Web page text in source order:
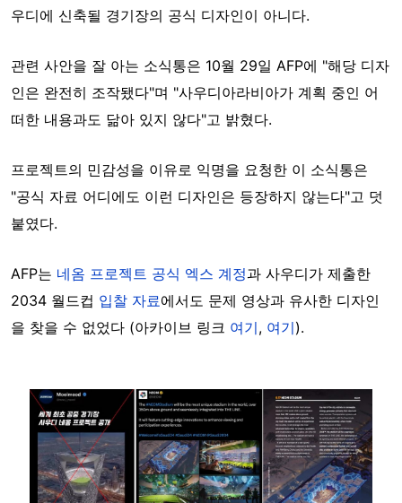
우디에 신축될 경기장의 공식 디자인이 아니다.
관련 사안을 잘 아는 소식통은 10월 29일 AFP에 "해당 디자
인은 완전히 조작됐다"며 "사우디아라비아가 계획 중인 어
떠한 내용과도 닮아 있지 않다"고 밝혔다.
프로젝트의 민감성을 이유로 익명을 요청한 이 소식통은
"공식 자료 어디에도 이런 디자인은 등장하지 않는다"고 덧
붙였다.
AFP는 네옴 프로젝트 공식 엑스 계정과 사우디가 제출한
2034 월드컵 입찰 자료에서도 문제 영상과 유사한 디자인
을 찾을 수 없었다 (아카이브 링크 여기, 여기).
Image